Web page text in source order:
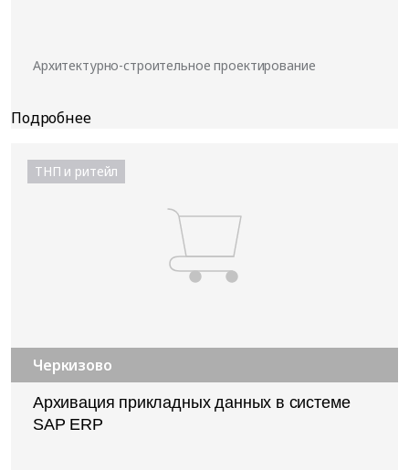
Архитектурно-строительное проектирование
ТНП и ритейл
Черкизово
Архивация прикладных данных в системе
SAP ERP